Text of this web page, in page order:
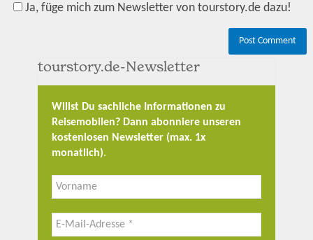
Ja, füge mich zum Newsletter von tourstory.de dazu!
tourstory.de-Newsletter
Willst Du sachliche Informationen zu
Reisemobilen? Dann abonniere unseren
kostenlosen Newsletter (max. 1x
monatlich).